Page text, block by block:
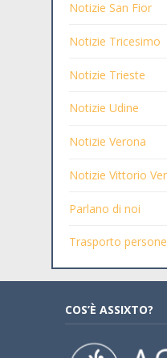
Notizie San Fior
Notizie Tricesimo
Notizie Trieste
Notizie Udine
Notizie Verona
Notizie Vittorio
Parlano di noi
Trasporto
COS’È ASSIXTO?